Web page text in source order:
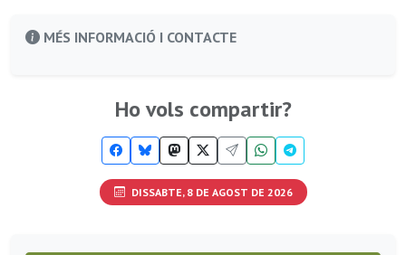
MÉS INFORMACIÓ I CONTACTE
Ho vols compartir?
DISSABTE, 8 DE AGOST DE 2026